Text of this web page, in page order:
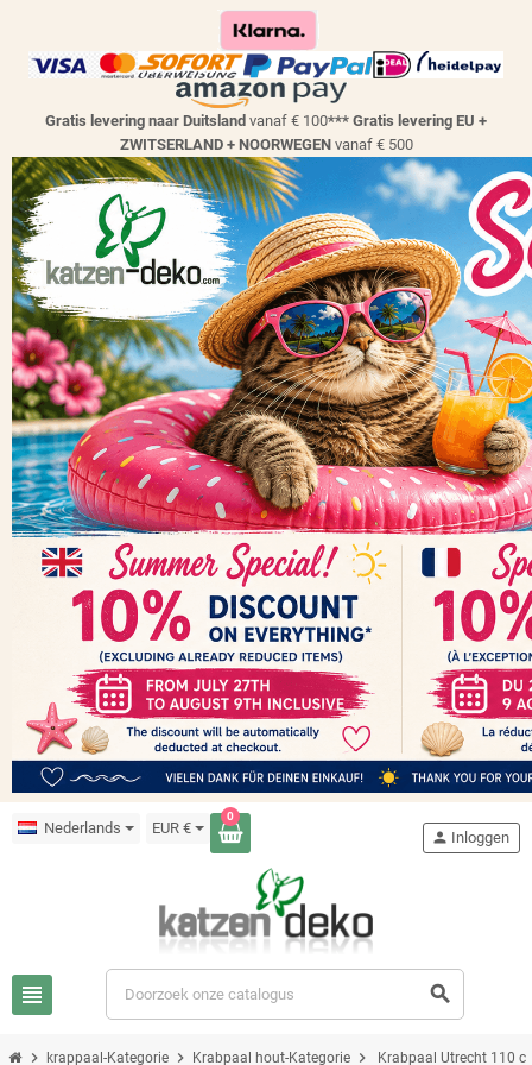
Gratis levering naar Duitsland vanaf € 100*** Gratis levering EU +
ZWITSERLAND + NOORWEGEN vanaf € 500
Nederlands EUR €
0
view_headline search
person Inloggen
chevron_right krappaal-Kategorie chevron_right Krabpaal hout-Kategorie chevron_right Krabpaal Utrecht 110